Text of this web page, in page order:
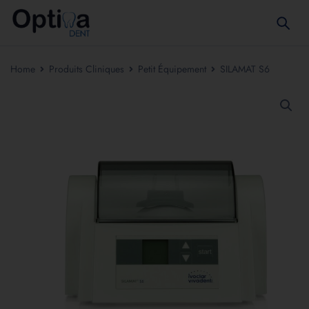
Home Produits Cliniques Petit Équipement SILAMAT S6